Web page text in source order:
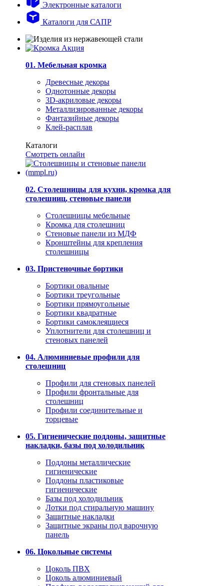
Электронные каталоги
Каталоги для САПР
01. Мебельная кромка
Древесные декоры
Однотонные декоры
3D-акриловые декоры
Металлизированные декоры
Фантазийные декоры
Клей-расплав
Каталоги
Смотреть онлайн
02. Столешницы для кухни, кромка для
столешниц, стеновые панели
Столешницы мебельные
Кромка для столешниц
Стеновые панели из МДФ
Кронштейны для крепления
столешницы
03. Пристеночные бортики
Бортики овальные
Бортики треугольные
Бортики прямоугольные
Бортики квадратные
Бортики самоклеящиеся
Уплотнители для столешниц и
стеновых панелей
04. Алюминиевые профили для
столешниц
Профили для стеновых панелей
Профили фронтальные для
столешниц
Профили соединительные и
торцевые
05. Гигиенические поддоны, защитные
накладки, базы под холодильник
Поддоны металлические
гигиенические
Поддоны пластиковые
гигиенические
Базы под холодильник
Лотки под стиральную машину
Защитные накладки
Защитные экраны под варочную
панель
06. Цокольные системы
Цоколь ПВХ
Цоколь алюминиевый